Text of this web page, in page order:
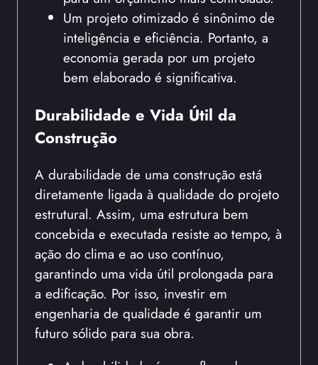
Um projeto otimizado é sinônimo de
inteligência e eficiência. Portanto, a
economia gerada por um projeto
bem elaborado é significativa.
Durabilidade e Vida Útil da
Construção
A durabilidade de uma construção está
diretamente ligada à qualidade do projeto
estrutural. Assim, uma estrutura bem
concebida e executada resiste ao tempo, à
ação do clima e ao uso contínuo,
garantindo uma vida útil prolongada para
a edificação. Por isso, investir em
engenharia de qualidade é garantir um
futuro sólido para sua obra.